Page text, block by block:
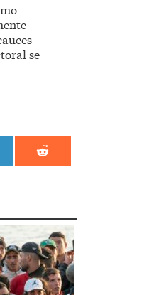
se
Compartir
en